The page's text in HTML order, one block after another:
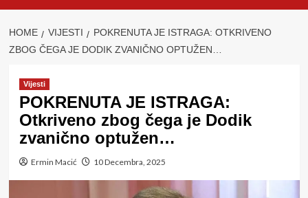
HOME VIJESTI
POKRENUTA JE ISTRAGA: OTKRIVENO
ZBOG ČEGA JE DODIK ZVANIČNO OPTUŽEN…
Vijesti
POKRENUTA JE ISTRAGA:
Otkriveno zbog čega je Dodik
zvanično optužen…
Ermin Macić 10 Decembra, 2025